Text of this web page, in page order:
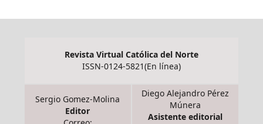
Revista Virtual Católica del Norte
ISSN-0124-5821(En línea)
Sergio Gomez-Molina
Editor
Diego Alejandro Pérez
Múnera
Asistente editorial